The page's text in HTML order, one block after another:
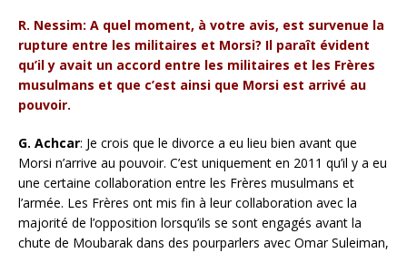
R. Nessim: A quel moment, à votre avis, est survenue la
rupture entre les militaires et Morsi? Il paraît évident
qu’il y avait un accord entre les militaires et les Frères
musulmans et que c’est ainsi que Morsi est arrivé au
pouvoir.
G. Achcar: Je crois que le divorce a eu lieu bien avant que
Morsi n’arrive au pouvoir. C’est uniquement en 2011 qu’il y a eu
une certaine collaboration entre les Frères musulmans et
l’armée. Les Frères ont mis fin à leur collaboration avec la
majorité de l’opposition lorsqu’ils se sont engagés avant la
chute de Moubarak dans des pourparlers avec Omar Suleiman,